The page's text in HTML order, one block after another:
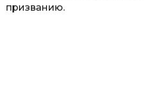
призванию.